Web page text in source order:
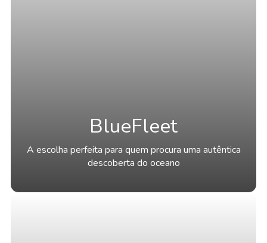
BlueFleet
A escolha perfeita para quem procura uma autêntica
descoberta do oceano